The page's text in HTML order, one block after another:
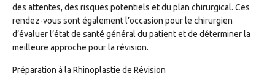
des attentes, des risques potentiels et du plan chirurgical. Ces
rendez-vous sont également l’occasion pour le chirurgien
d’évaluer l’état de santé général du patient et de déterminer la
meilleure approche pour la révision.
Préparation à la Rhinoplastie de Révision